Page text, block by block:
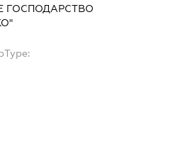
ГОСПОДАРСТВО